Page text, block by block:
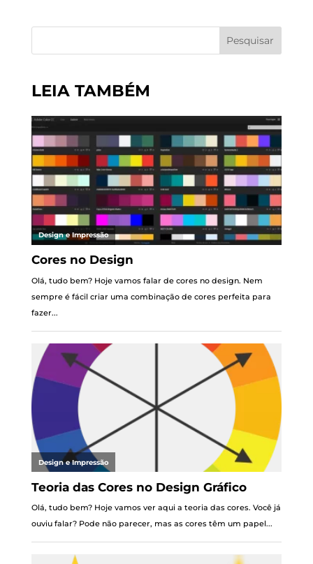
Pesquisar
LEIA TAMBÉM